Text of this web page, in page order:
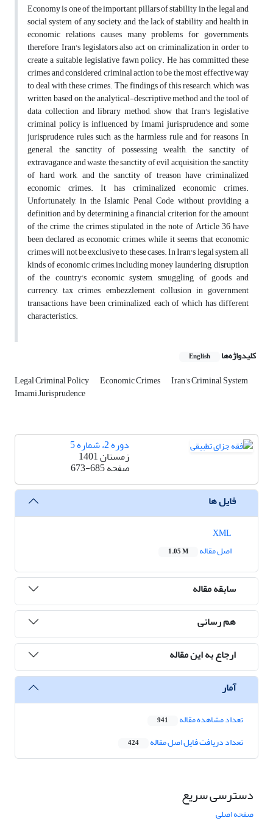
Economy is one of the important pillars of stability in the legal and
social system of any society, and the lack of stability and health in
economic relations causes many problems for governments,
therefore, Iran's legislators also act on criminalization in order to
create a suitable legislative fawn policy. He has committed these
crimes and considered criminal action to be the most effective way
to deal with these crimes. The findings of this research, which was
written based on the analytical-descriptive method and the tool of
data collection and library method, show that Iran's legislative
criminal policy is influenced by Imami jurisprudence and some
jurisprudence rules such as the harmless rule and for reasons In
general, the sanctity of possessing wealth, the sanctity of
extravagance and waste, the sanctity of evil acquisition, the sanctity
of hard work, and the sanctity of treason have criminalized
economic crimes. It has criminalized economic crimes.
Unfortunately, in the Islamic Penal Code, without providing a
definition and by determining a financial criterion for the amount
of the crime, the crimes stipulated in the note of Article 36 have
been declared as economic crimes, while it seems that economic
crimes will not be exclusive to these cases. In Iran's legal system, all
kinds of economic crimes, including money laundering, disruption
of the country's economic system, smuggling of goods and
currency, tax crimes, embezzlement, collusion in government
transactions, have been criminalized, each of which has different
characteristics.
کلیدواژه‌ها English
Legal Criminal Policy Economic Crimes Iran's Criminal System
Imami Jurisprudence
دوره 2، شماره 5
زمستان 1401
صفحه673-685
فایل ها
اصل مقاله
1.05 M
سابقه مقاله
هم رسانی
ارجاع به این مقاله
آمار
تعداد مشاهده مقاله 941
تعداد دریافت فایل اصل مقاله 424
دسترسی سریع
صفحه اصلی